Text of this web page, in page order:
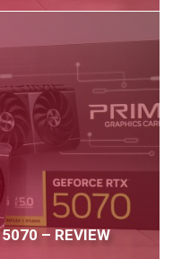
– REVIEW